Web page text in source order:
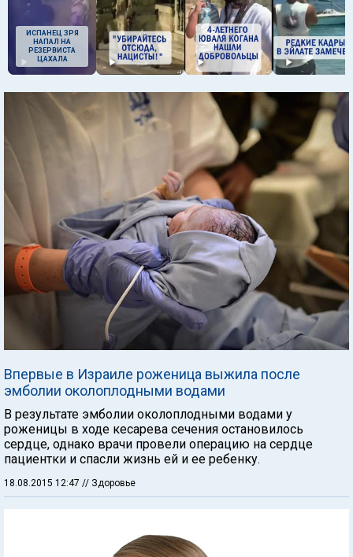
ИСПАНЕЦ ЗРЯ
НАПАЛ НА
РЕЗЕРВИСТА
ЦАХАЛА
Впервые в Израиле роженица выжила после
эмболии околоплодными водами
В результате эмболии околоплодными водами у
роженицы в ходе кесарева сечения остановилось
сердце, однако врачи провели операцию на сердце
пациентки и спасли жизнь ей и ее ребенку.
18.08.2015 12:47 // Здоровье